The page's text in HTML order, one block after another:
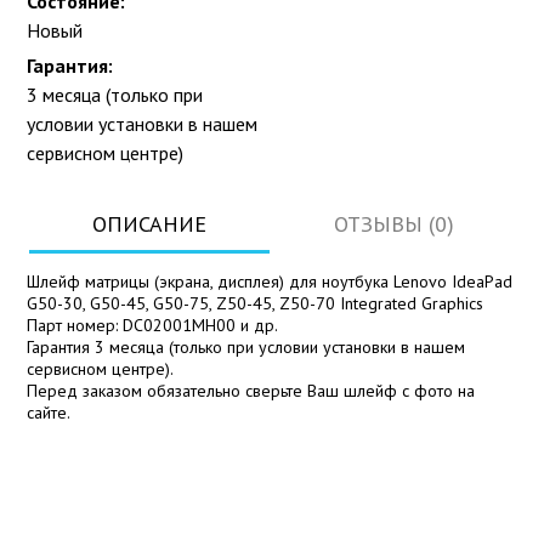
Новый
Гарантия:
3 месяца (только при
условии установки в нашем
сервисном центре)
ОПИСАНИЕ ОТЗЫВЫ (0)
Шлейф матрицы (экрана, дисплея) для ноутбука Lenovo IdeaPad
G50-30, G50-45, G50-75, Z50-45, Z50-70 Integrated Graphics
Парт номер: DC02001MH00 и др.
Гарантия 3 месяца (только при условии установки в нашем
сервисном центре).
Перед заказом обязательно сверьте Ваш шлейф с фото на
сайте.